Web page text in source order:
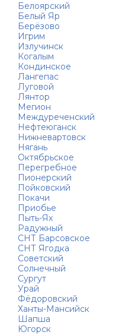
Белоярский
Белый Яр
Берёзово
Игрим
Излучинск
Когалым
Кондинское
Лангепас
Луговой
Лянтор
Мегион
Междуреченский
Нефтеюганск
Нижневартовск
Нягань
Октябрьское
Перегребное
Пионерский
Пойковский
Покачи
Приобье
Пыть-Ях
Радужный
СНТ Барсовское
СНТ Ягодка
Советский
Солнечный
Сургут
Урай
Фёдоровский
Ханты-Мансийск
Шапша
Югорск